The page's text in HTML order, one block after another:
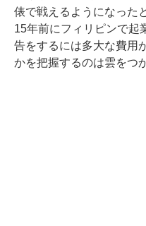
俵で戦えるようになった
15年前にフィリピンで起
告をするには多大な費用
かを把握するのは雲をつ